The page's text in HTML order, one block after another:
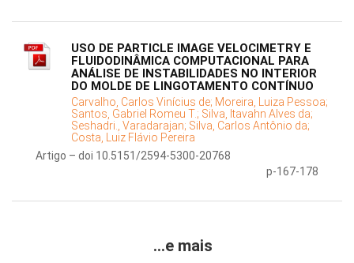
USO DE PARTICLE IMAGE VELOCIMETRY E
FLUIDODINÂMICA COMPUTACIONAL PARA
ANÁLISE DE INSTABILIDADES NO INTERIOR
DO MOLDE DE LINGOTAMENTO CONTÍNUO
Carvalho, Carlos Vinícius de; Moreira, Luiza Pessoa;
Santos, Gabriel Romeu T.; Silva, Itavahn Alves da;
Seshadri., Varadarajan; Silva, Carlos Antônio da;
Costa, Luiz Flávio Pereira
Artigo – doi 10.5151/2594-5300-20768
p-167-178
...e mais